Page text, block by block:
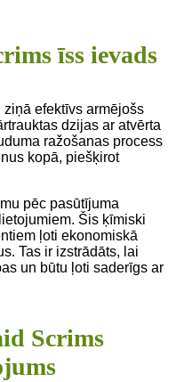
īss ievads
efektīvs armējošs
dzijas ar atvērta
ražošanas process
kopā, piešķirot
pēc pasūtījuma
Šis ķīmiski
ļoti ekonomiskā
Tas ir izstrādāts, lai
un būtu ļoti saderīgs ar
Scrims